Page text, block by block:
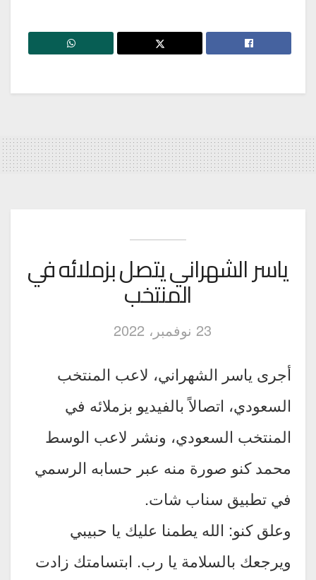
ياسر الشهراني يتصل بزملائه في
المنتخب
23 نوفمبر، 2022
أجرى ياسر الشهراني، لاعب المنتخب
السعودي، اتصالاً بالفيديو بزملائه في
المنتخب السعودي، ونشر لاعب الوسط
محمد كنو صورة منه عبر حسابه الرسمي
في تطبيق سناب شات.
وعلق كنو: الله يطمنا عليك يا حبيبي
ويرجعك بالسلامة يا رب. ابتسامتك زادت